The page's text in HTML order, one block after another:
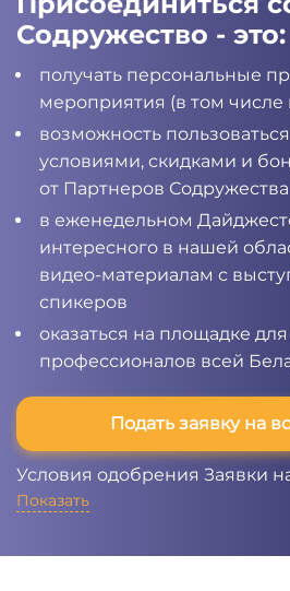
Содружество - это:
получать персональные
мероприятия (в том числе
возможность
условиями, скидками и
от Партнеров Содружества
в еженедельном
интересного в нашей
видео-материалам с
спикеров
оказаться на площадке
профессионалов всей
Подать заявку на
Условия одобрения Заявки
Показать